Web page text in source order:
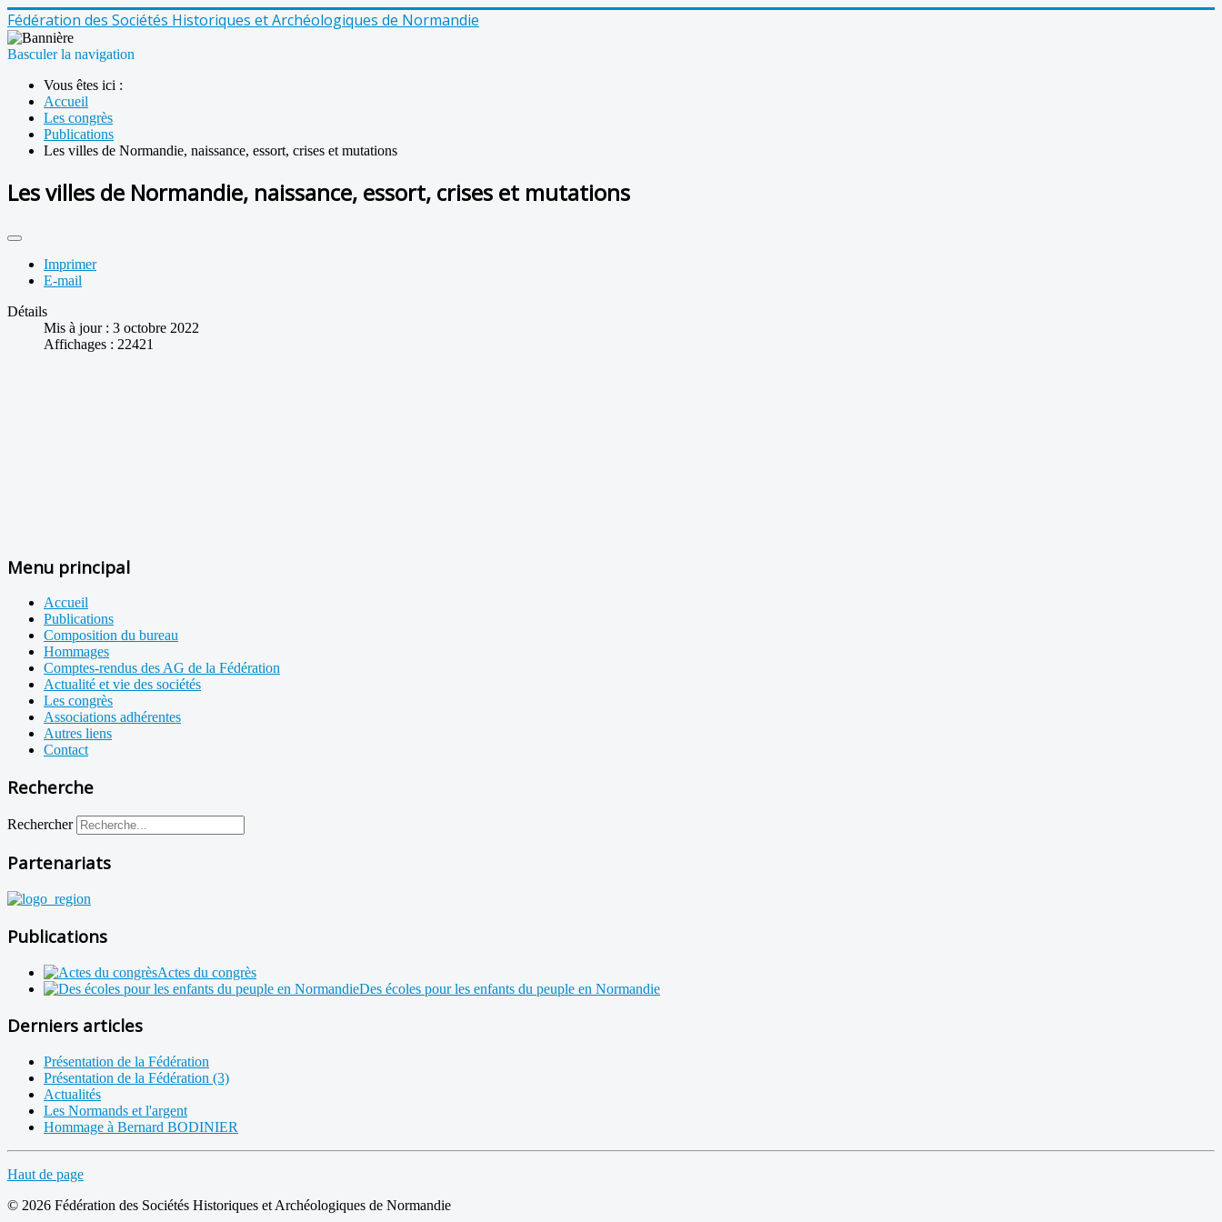
Fédération des Sociétés Historiques et Archéologiques de Normandie
Basculer la navigation
Vous êtes ici :
Accueil
Les congrès
Publications
Les villes de Normandie, naissance, essort, crises et mutations
Les villes de Normandie, naissance, essort, crises et mutations
Imprimer
E-mail
Détails
Mis à jour : 3 octobre 2022
Affichages : 22421
Menu principal
Accueil
Publications
Composition du bureau
Hommages
Comptes-rendus des AG de la Fédération
Actualité et vie des sociétés
Les congrès
Associations adhérentes
Autres liens
Contact
Recherche
Rechercher
Partenariats
Publications
Actes du congrès
Des écoles pour les enfants du peuple en Normandie
Derniers articles
Présentation de la Fédération
Présentation de la Fédération (3)
Actualités
Les Normands et l'argent
Hommage à Bernard BODINIER
Haut de page
© 2026 Fédération des Sociétés Historiques et Archéologiques de Normandie